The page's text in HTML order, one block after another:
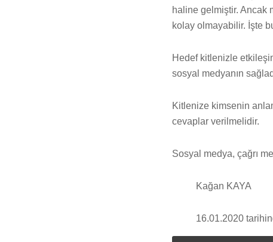
haline gelmiştir. Ancak
kolay olmayabilir. İşte
Hedef kitlenizle
sosyal medyanın
Kitlenize kimsenin
cevaplar verilmelidir.
Sosyal medya, çağrı
Kağan KAYA
16.01.2020